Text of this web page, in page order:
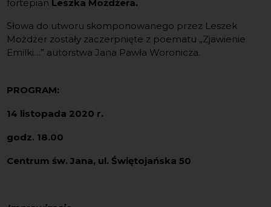
fortepian Leszka Możdżera.
Słowa do utworu skomponowanego przez Leszek
Możdżer zostały zaczerpnięte z poematu „Zjawienie
Emilki…” autorstwa Jana Pawła Woronicza.
PROGRAM:
14 listopada 2020 r.
godz. 18.00
Centrum św. Jana, ul. Świętojańska 50